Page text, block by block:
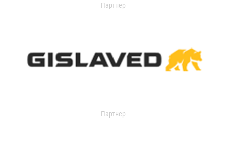
Партнер
Партнер